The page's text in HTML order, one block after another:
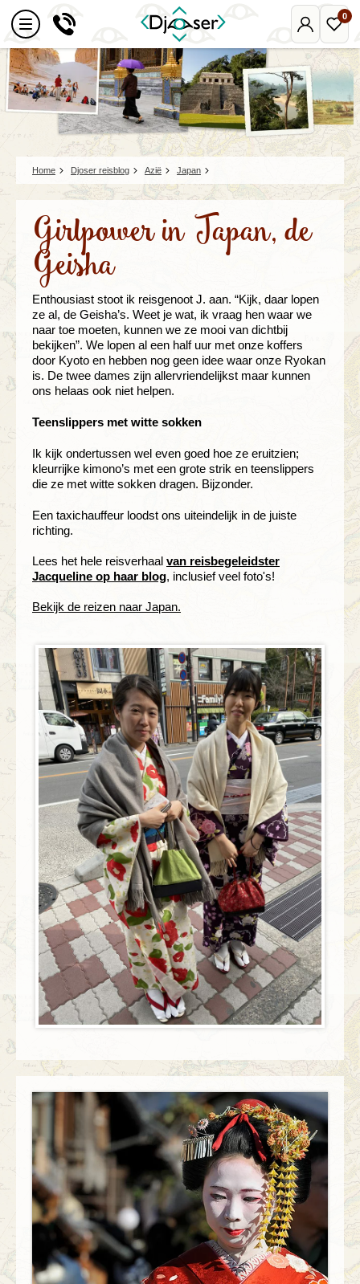
Mijn
Djoser
0
Home Djoser reisblog Azië Japan
Girlpower in Japan, de
Geisha
Enthousiast stoot ik reisgenoot J. aan. “Kijk, daar lopen
ze al, de Geisha’s. Weet je wat, ik vraag hen waar we
naar toe moeten, kunnen we ze mooi van dichtbij
bekijken”. We lopen al een half uur met onze koffers
door Kyoto en hebben nog geen idee waar onze Ryokan
is. De twee dames zijn allervriendelijkst maar kunnen
ons helaas ook niet helpen.
Teenslippers met witte sokken
Ik kijk ondertussen wel even goed hoe ze eruitzien;
kleurrijke kimono’s met een grote strik en teenslippers
die ze met witte sokken dragen. Bijzonder.
Een taxichauffeur loodst ons uiteindelijk in de juiste
richting.
Lees het hele reisverhaal van reisbegeleidster
Jacqueline op haar blog, inclusief veel foto's!
Bekijk de reizen naar Japan.